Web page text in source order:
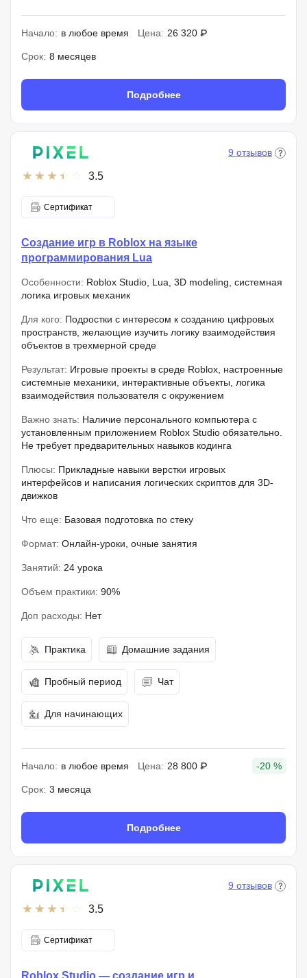
Начало: в любое время Цена: 26 320 ₽
Срок: 8 месяцев
Подробнее
3.5
9 отзывов
Сертификат
Создание игр в Roblox на языке
программирования Lua
Особенности: Roblox Studio, Lua, 3D modeling, системная
логика игровых механик
Для кого: Подростки с интересом к созданию цифровых
пространств, желающие изучить логику взаимодействия
объектов в трехмерной среде
Результат: Игровые проекты в среде Roblox, настроенные
системные механики, интерактивные объекты, логика
взаимодействия пользователя с окружением
Важно знать: Наличие персонального компьютера с
установленным приложением Roblox Studio обязательно.
Не требует предварительных навыков кодинга
Плюсы: Прикладные навыки верстки игровых
интерфейсов и написания логических скриптов для 3D-
движков
Что еще: Базовая подготовка по стеку
Формат: Онлайн-уроки, очные занятия
Занятий: 24 урока
Объем практики: 90%
Доп расходы: Нет
Практика Домашние задания
Пробный период Чат
Для начинающих
Начало: в любое время Цена: 28 800 ₽ -20 %
Срок: 3 месяца
Подробнее
3.5
9 отзывов
Сертификат
Roblox Studio — создание игр и